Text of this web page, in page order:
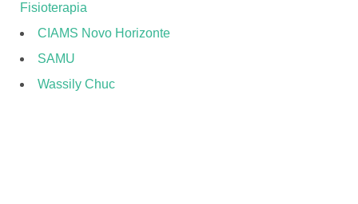
Fisioterapia
CIAMS Novo Horizonte
SAMU
Wassily Chuc